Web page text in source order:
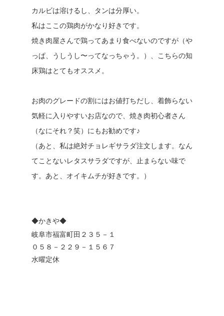
カルビは溶けるし、タンは分厚い。
私はここの鶏肉がかなり好きです。
焼き肉屋さんで鶏ってあまり食べないのですが（や
っぱ、うしうし〜ってなっちゃう。）、こちらの知
床鶏はとてもオススメ。
お肉のグレードの割にはお値打ちだし、着飾らない
気軽に入りやすいお店なので、焼き肉初心者さん
（なにそれ？笑）にもお勧めです♪
（あと、私は絶対チョレギサラダ注文します。なん
てことないレタスサラダですが、止まらない味で
す。あと、オイキムチが好きです。）
◆かきや◆
岐阜市福富町田２３５－１
０５８－２２９－１５６７
水曜定休